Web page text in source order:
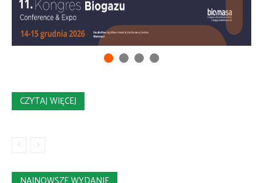
CZYTAJ WIĘCEJ